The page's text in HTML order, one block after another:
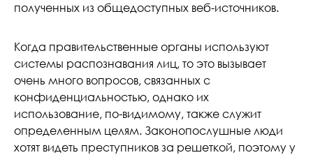
полученных из общедоступных веб-источников.
Когда правительственные органы используют
системы распознавания лиц, то это вызывает
очень много вопросов, связанных с
конфиденциальностью, однако их
использование, по-видимому, также служит
определенным целям. Законопослушные люди
хотят видеть преступников за решеткой, поэтому у